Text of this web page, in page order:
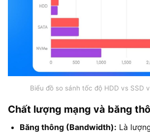
Biểu đồ so sánh tốc độ HDD vs SSD
Chất lượng mạng và băng
Băng thông (Bandwidth): Là